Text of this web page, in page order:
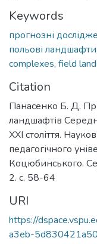
Keywords
прогнозні
польові ландшафти,
complexes, field
Citation
Панасенко Б. Д.
ландшафтів
ХХІ століття.
педагогічного
Коцюбинського.
2. с. 58-64
URI
https://
a3eb-